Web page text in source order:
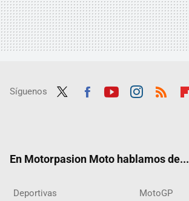
Síguenos
En Motorpasion Moto hablamos de...
Deportivas MotoGP